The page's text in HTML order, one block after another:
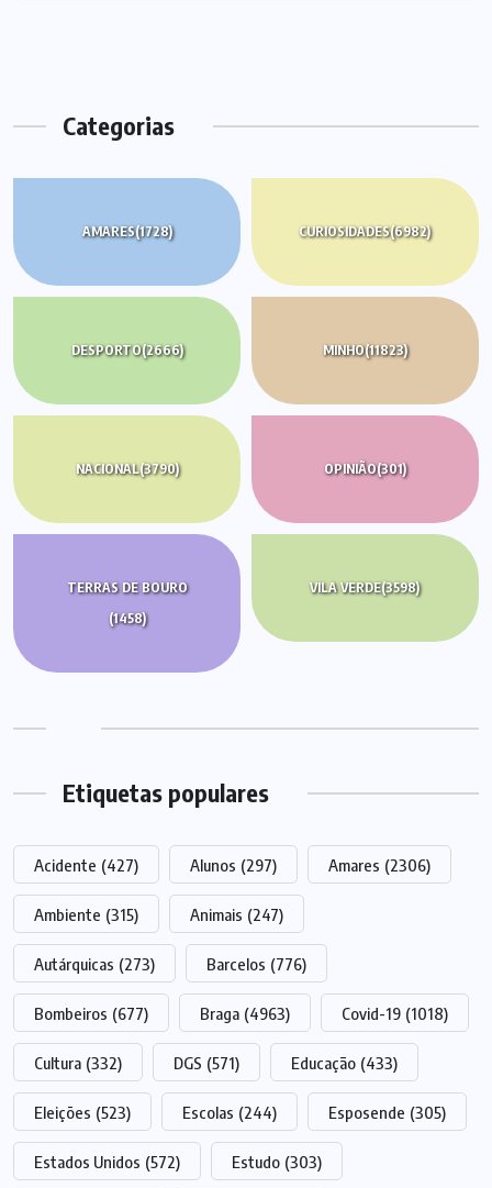
Categorias
AMARES(1728) CURIOSIDADES(6982)
DESPORTO(2666) MINHO(11823)
NACIONAL(3790) OPINIÃO(301)
TERRAS DE BOURO
(1458)
VILA VERDE(3598)
Etiquetas populares
Acidente (427) Alunos (297) Amares (2306)
Ambiente (315) Animais (247)
Autárquicas (273) Barcelos (776)
Bombeiros (677) Braga (4963) Covid-19 (1018)
Cultura (332) DGS (571) Educação (433)
Eleições (523) Escolas (244) Esposende (305)
Estados Unidos (572) Estudo (303)